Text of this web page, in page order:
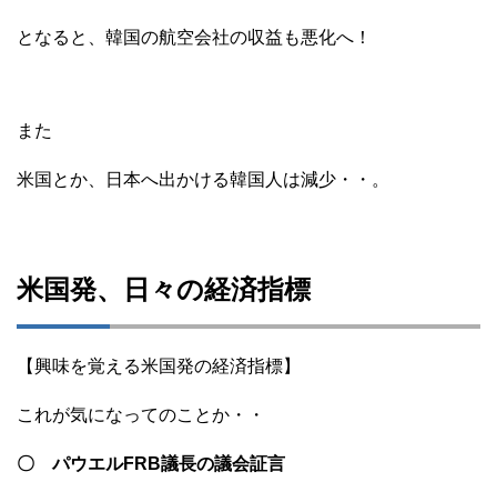
となると、韓国の航空会社の収益も悪化へ！
また
米国とか、日本へ出かける韓国人は減少・・。
米国発、日々の経済指標
【興味を覚える米国発の経済指標】
これが気になってのことか・・
〇 パウエルFRB議長の議会証言